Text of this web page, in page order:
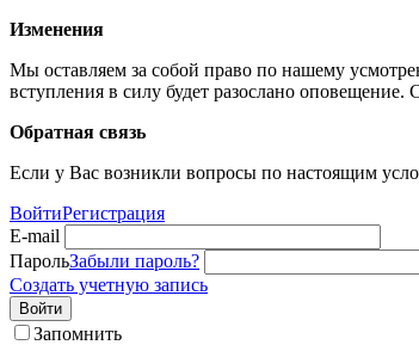
Изменения
Мы оставляем за собой право по нашему
вступления в силу будет разослано
Обратная связь
Если у Вас возникли вопросы по настоящим
ВойтиРегистрация
E-mail
ПарольЗабыли пароль?
Создать учетную запись
Войти
Запомнить